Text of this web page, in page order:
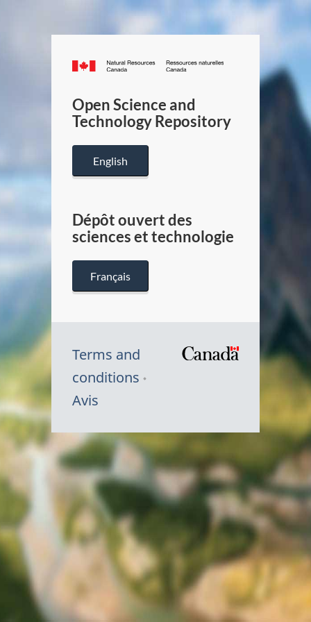
Canada.ca
/
Canada
Open Science and
Technology Repository
English
Dépôt ouvert des
sciences et technologie
Français
Terms and
conditions
Avis
Canada